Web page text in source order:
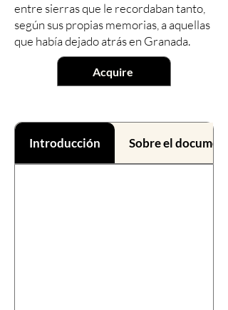
entre sierras que le recordaban tanto,
según sus propias memorias, a aquellas
que había dejado atrás en Granada.
Acquire
Introducción Sobre el